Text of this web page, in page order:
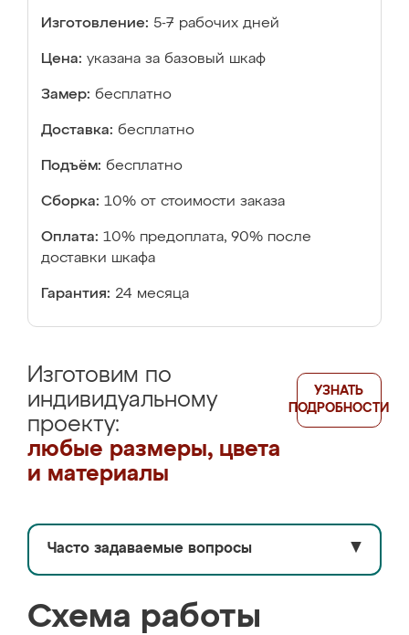
Изготовление: 5-7 рабочих дней
Цена: указана за базовый шкаф
Замер: бесплатно
Доставка: бесплатно
Подъём: бесплатно
Сборка: 10% от стоимости заказа
Оплата: 10% предоплата, 90% после
доставки шкафа
Гарантия: 24 месяца
Изготовим по
индивидуальному
проекту:
любые размеры, цвета
и материалы
УЗНАТЬ
ПОДРОБНОСТИ
Часто задаваемые вопросы ▼
Схема работы